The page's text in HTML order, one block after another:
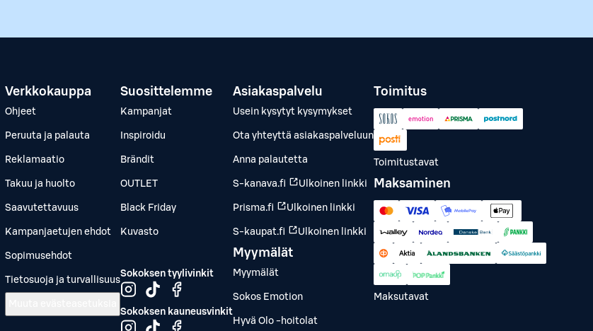
Verkkokauppa
Ohjeet
Peruuta ja palauta
Reklamaatio
Takuu ja huolto
Saavutettavuus
Kampanjaetujen ehdot
Sopimusehdot
Tietosuoja ja turvallisuus
Suosittelemme
Kampanjat
Inspiroidu
Brändit
OUTLET
Black Friday
Kuvasto
Sokoksen tyylivinkit
Sokoksen kauneusvinkit
Asiakaspalvelu
Usein kysytyt kysymykset
Ota yhteyttä asiakaspalveluun
Anna palautetta
S-kanava.fi Ulkoinen linkki
Prisma.fi Ulkoinen linkki
S-kaupat.fi Ulkoinen linkki
Myymälät
Myymälät
Sokos Emotion
Hyvä Olo -hoitolat
Toimitus
Toimitustavat
Maksaminen
Maksutavat